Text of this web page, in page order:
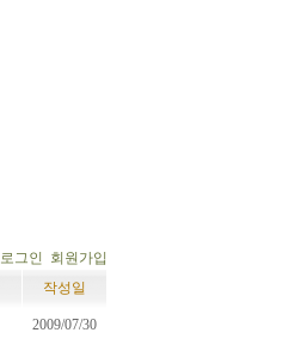
로그인
회원가입
작성일
2009/07/30